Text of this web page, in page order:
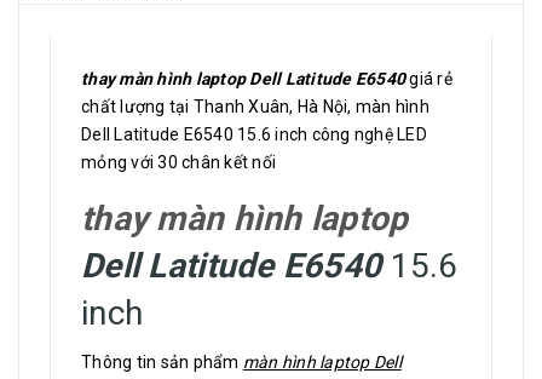
thay màn hình laptop Dell Latitude E6540giá rẻ
chất lượng tại Thanh Xuân, Hà Nội, màn hình
Dell Latitude E6540 15.6 inch công nghệ LED
mỏng với 30 chân kết nối
thay màn hình laptop
Dell Latitude E654015.6
inch
Thông tin sản phẩm màn hình laptop Dell